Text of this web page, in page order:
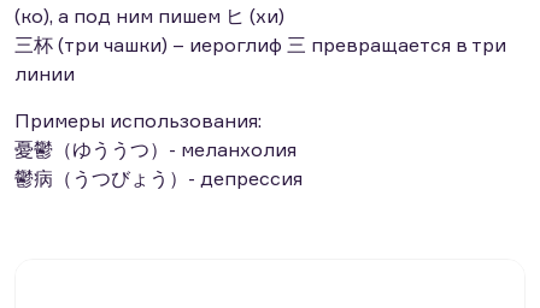
(ко), а под ним пишем ヒ (хи)
三杯 (три чашки) – иероглиф 三 превращается в три
линии
Примеры использования:
憂鬱（ゆううつ）- меланхолия
鬱病（うつびょう）- депрессия